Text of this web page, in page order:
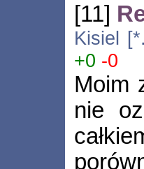
[11]
Kisiel
+0 -0
Moim
nie